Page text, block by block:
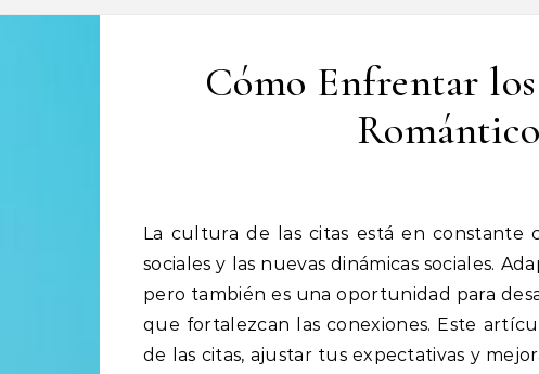
Cómo Enfrentar
La cultura de las citas está en constante cambio, influenciada por la tecnología, las redes
sociales y las nuevas dinámicas sociales.
pero también es una oportunidad para
que fortalezcan las conexiones. Este
de las citas, ajustar tus expectativas y